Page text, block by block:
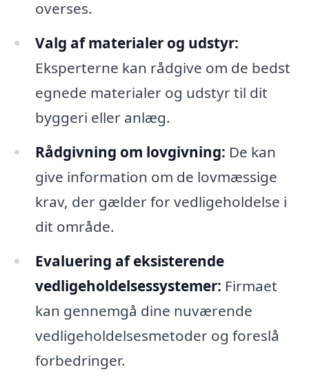
overses.
Valg af materialer og udstyr:
Eksperterne kan rådgive om de bedst
egnede materialer og udstyr til dit
byggeri eller anlæg.
Rådgivning om lovgivning: De kan
give information om de lovmæssige
krav, der gælder for vedligeholdelse i
dit område.
Evaluering af eksisterende
vedligeholdelsessystemer: Firmaet
kan gennemgå dine nuværende
vedligeholdelsesmetoder og foreslå
forbedringer.